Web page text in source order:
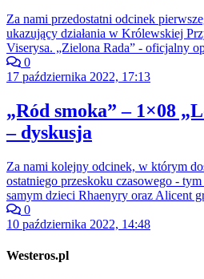
Za nami przedostatni odcinek
ukazujący działania w Królewskiej
Viserysa. „Zielona Rada” - oficjalny
0
17 października 2022, 17:13
„Ród smoka” – 1×08
– dyskusja
Za nami kolejny odcinek, w którym
ostatniego przeskoku czasowego -
samym dzieci Rhaenyry oraz Alicent
0
10 października 2022, 14:48
Westeros.pl